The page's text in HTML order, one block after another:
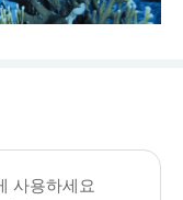
사용하세요